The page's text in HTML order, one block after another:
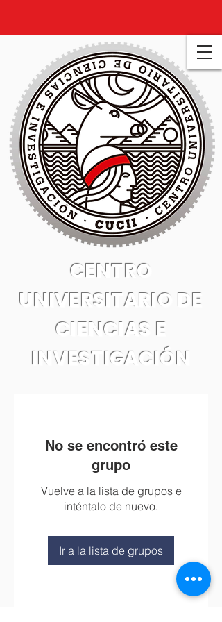
CENTRO
UNIVERSITARIO DE
CIENCIAS E
INVESTIGACIÓN
No se encontró este
grupo
Vuelve a la lista de grupos e
inténtalo de nuevo.
Ir a la lista de grupos